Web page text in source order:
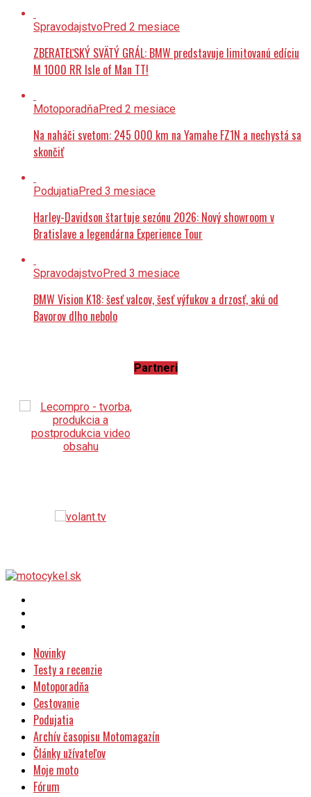
M 1000 RR Isle of Man TT!
skončiť
Bratislave a legendárna Experience Tour
Bavorov dlho nebolo
Testy a recenzie
Motoporadňa
Cestovanie
Podujatia
Archív časopisu Motomagazín
Články užívateľov
Moje moto
Fórum